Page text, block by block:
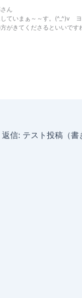
ん
ていまぁ～～す。(^_^)v ヨ
がきてくださるといいです
返信: テスト投稿（書